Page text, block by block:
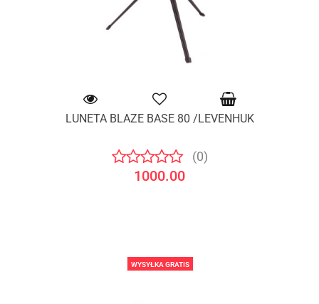
LUNETA BLAZE BASE 80 /LEVENHUK
(0)
1000.00
WYSYŁKA GRATIS